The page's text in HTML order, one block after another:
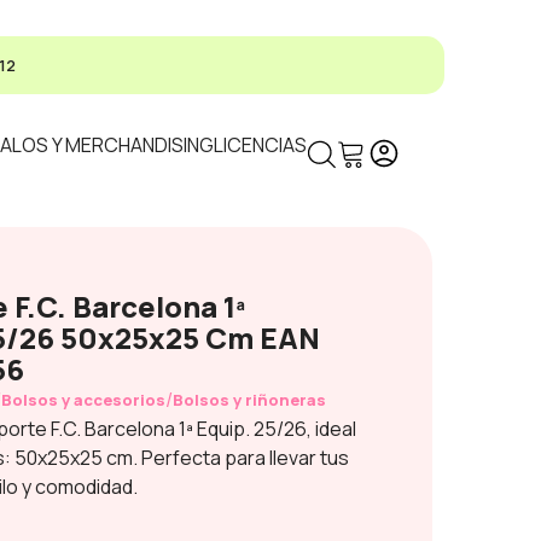
Y MERCHANDISINGLICENCIAS
Barcelona 1ª
26 50x25x25 Cm EAN
Bolsos y accesorios/Bolsos y riñoneras
F.C. Barcelona 1ª Equip. 25/26, ideal
50x25x25 cm. Perfecta para llevar tus
y comodidad.